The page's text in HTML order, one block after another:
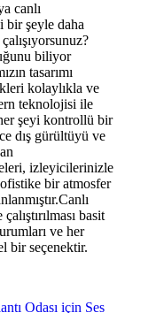
canlı
bir şeyle daha
biliyor
tasarımı
kolaylıkla ve
teknolojisi ile
şeyi kontrollü bir
dış gürültüyü ve
izleyicilerinizle
bir atmosfer
basit
ve her
bir seçenektir.